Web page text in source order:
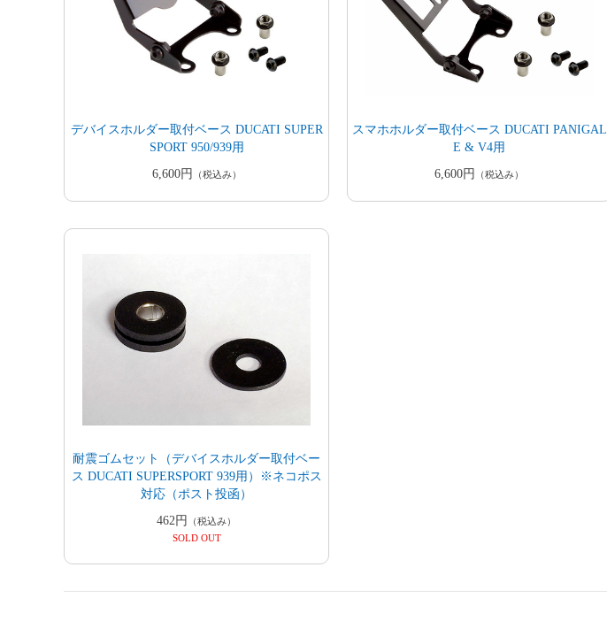
デバイスホルダー取付ベース DUCATI SUPER
SPORT 950/939用
6,600円
（税込み）
スマホホルダー取付ベース DUCATI PANIGAL
E & V4用
6,600円
（税込み）
耐震ゴムセット（デバイスホルダー取付ベー
ス DUCATI SUPERSPORT 939用）※ネコポス
対応（ポスト投函）
462円
（税込み）
SOLD OUT